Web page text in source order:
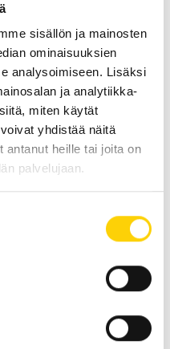
sisällön ja mainosten
ominaisuuksien
analysoimiseen. Lisäksi
ja analytiikka-
miten käytät
yhdistää näitä
antanut heille tai joita on
palvelujaan.
SEURAAVA ARTIKKELI –
työn vastaanotto